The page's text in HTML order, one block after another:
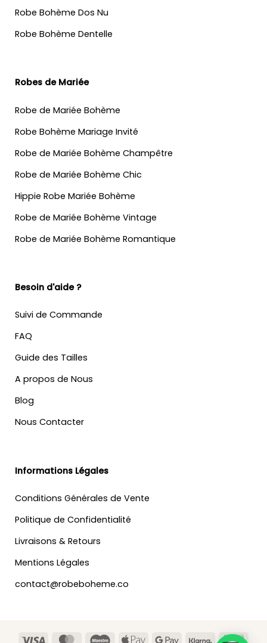
Robe Bohème Dos Nu
Robe Bohème Dentelle
Robes de Mariée
Robe de Mariée Bohème
Robe Bohème Mariage Invité
Robe de Mariée Bohème Champêtre
Robe de Mariée Bohème Chic
Hippie Robe Mariée Bohème
Robe de Mariée Bohème Vintage
Robe de Mariée Bohème Romantique
Besoin d'aide ?
Suivi de Commande
FAQ
Guide des Tailles
A propos de Nous
Blog
Nous Contacter
Informations Légales
Conditions Générales de Vente
Politique de Confidentialité
Livraisons & Retours
Mentions Légales
contact@robeboheme.co
Visa MasterCardMaestroApple Google Klarna